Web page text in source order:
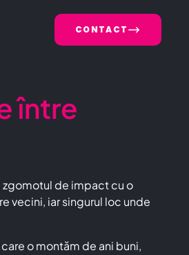
CONTACT
între
zgomotul de impact cu o
vecini, iar singurul loc unde
o montăm de ani buni,